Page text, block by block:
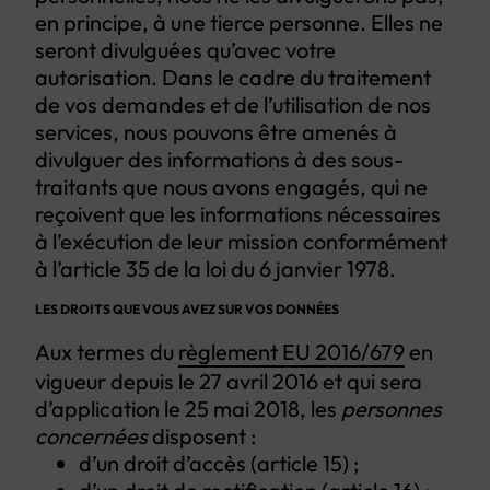
en principe, à une tierce personne. Elles ne
seront divulguées qu’avec votre
autorisation. Dans le cadre du traitement
de vos demandes et de l’utilisation de nos
services, nous pouvons être amenés à
divulguer des informations à des sous-
traitants que nous avons engagés, qui ne
reçoivent que les informations nécessaires
à l’exécution de leur mission conformément
à l’article 35 de la loi du 6 janvier 1978.
LES DROITS QUE VOUS AVEZ SUR VOS DONNÉES
Aux termes du règlement EU 2016/679 en
vigueur depuis le 27 avril 2016 et qui sera
d’application le 25 mai 2018, les personnes
concernéesdisposent :
d’un droit d’accès (article 15) ;